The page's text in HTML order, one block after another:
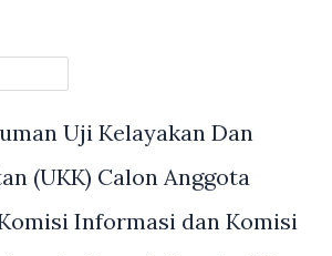
Uji Kelayakan Dan
(UKK) Calon Anggota
Informasi dan Komisi